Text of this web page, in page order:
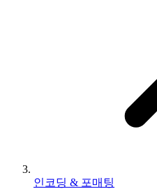
인코딩 & 포매팅